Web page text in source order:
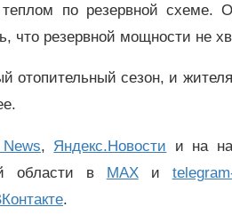
по резервной схеме.
что резервной мощности не
отопительный сезон, и
, Яндекс.Новости и на
области в
MAXи
.